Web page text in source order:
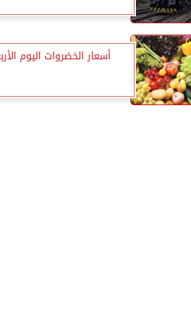
أسعار الخضروات اليوم